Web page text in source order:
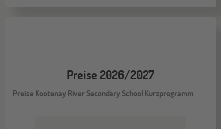
Preise 2026/2027
Preise Kootenay River Secondary School Kurzprogramm